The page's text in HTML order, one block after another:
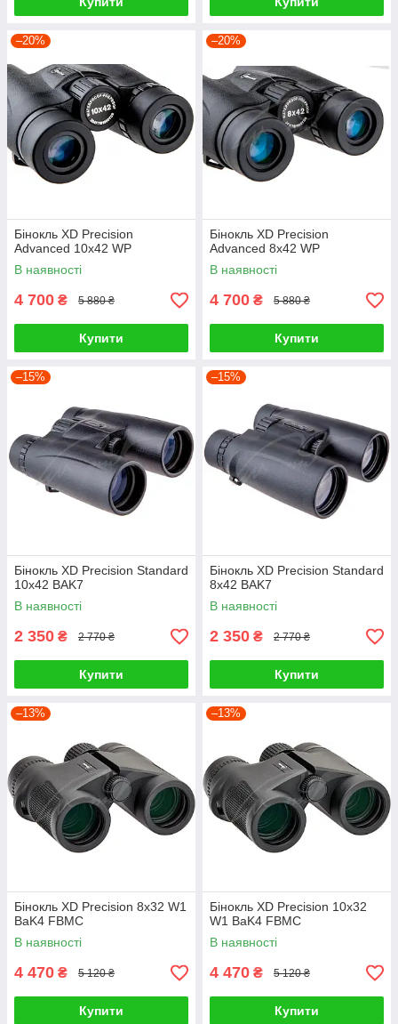
–20%
Бінокль XD Precision
Advanced 10х42 WP
В наявності
4 700 ₴ 5 880 ₴
Купити
–20%
Бінокль XD Precision
Advanced 8х42 WP
В наявності
4 700 ₴ 5 880 ₴
Купити
–15%
Бінокль XD Precision Standard
10х42 BAK7
В наявності
2 350 ₴ 2 770 ₴
Купити
–15%
Бінокль XD Precision Standard
8х42 BAK7
В наявності
2 350 ₴ 2 770 ₴
Купити
–13%
Бінокль XD Precision 8x32 W1
BaK4 FBMC
В наявності
4 470 ₴ 5 120 ₴
Купити
–13%
Бінокль XD Precision 10x32
W1 BaK4 FBMC
В наявності
4 470 ₴ 5 120 ₴
Купити